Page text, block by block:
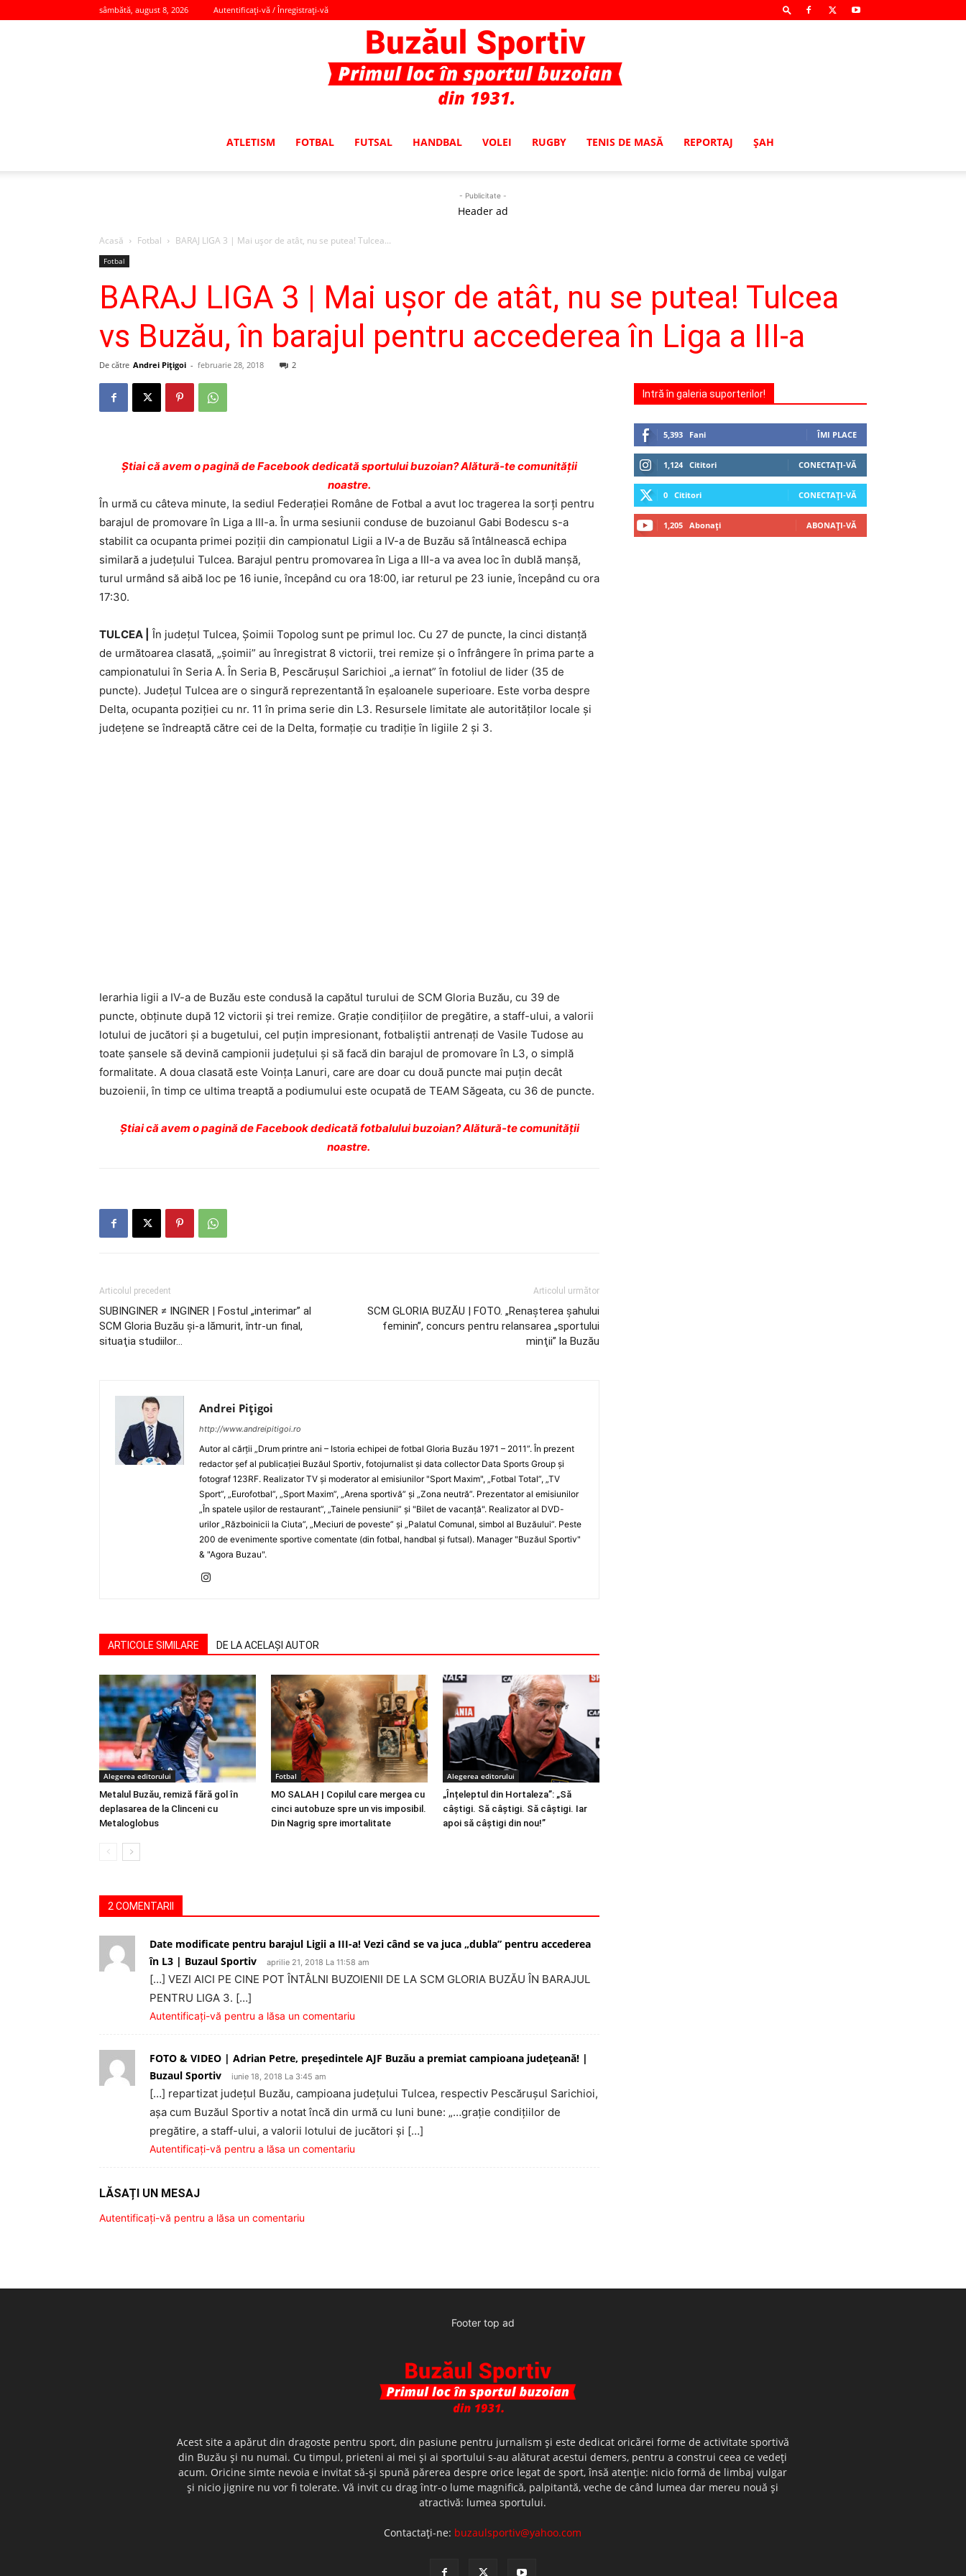
sâmbătă, august 8, 2026 Autentificați-vă / Înregistrați-vă
ATLETISM FOTBAL FUTSAL HANDBAL VOLEI RUGBY TENIS DE MASĂ REPORTAJ ŞAH
- Publicitate -
Header ad
Acasă Fotbal BARAJ LIGA 3 | Mai uşor de atât, nu se putea! Tulcea...
Fotbal
BARAJ LIGA 3 | Mai uşor de atât, nu se putea! Tulcea
vs Buzău, în barajul pentru accederea în Liga a III-a
De către Andrei Pițigoi - februarie 28, 2018 2
Ştiai că avem o pagină de Facebook dedicată sportului buzoian? Alătură-te comunității
noastre.
În urmă cu câteva minute, la sediul Federaţiei Române de Fotbal a avut loc tragerea la sorţi pentru
barajul de promovare în Liga a III-a. În urma sesiunii conduse de buzoianul Gabi Bodescu s-a
stabilit ca ocupanta primei poziţii din campionatul Ligii a IV-a de Buzău să întâlnească echipa
similară a judeţului Tulcea. Barajul pentru promovarea în Liga a III-a va avea loc în dublă manşă,
turul urmând să aibă loc pe 16 iunie, începând cu ora 18:00, iar returul pe 23 iunie, începând cu ora
17:30.
TULCEA |
În judeţul Tulcea, Şoimii Topolog sunt pe primul loc. Cu 27 de puncte, la cinci distanţă
de următoarea clasată, „şoimii” au înregistrat 8 victorii, trei remize şi o înfrângere în prima parte a
campionatului în Seria A. În Seria B, Pescăruşul Sarichioi „a iernat” în fotoliul de lider (35 de
puncte). Judeţul Tulcea are o singură reprezentantă în eşaloanele superioare. Este vorba despre
Delta, ocupanta poziţiei cu nr. 11 în prima serie din L3. Resursele limitate ale autorităţilor locale şi
judeţene se îndreaptă către cei de la Delta, formaţie cu tradiţie în ligiile 2 şi 3.
Ierarhia ligii a IV-a de Buzău este condusă la capătul turului de SCM Gloria Buzău, cu 39 de
puncte, obţinute după 12 victorii şi trei remize. Graţie condiţiilor de pregătire, a staff-ului, a valorii
lotului de jucători şi a bugetului, cel puţin impresionant, fotbaliştii antrenaţi de Vasile Tudose au
toate şansele să devină campionii judeţului şi să facă din barajul de promovare în L3, o simplă
formalitate. A doua clasată este Voinţa Lanuri, care are doar cu două puncte mai puţin decât
buzoienii, în timp ce ultima treaptă a podiumului este ocupată de TEAM Săgeata, cu 36 de puncte.
Ştiai că avem o pagină de Facebook dedicată fotbalului buzoian? Alătură-te comunității
noastre.
Articolul precedent
SUBINGINER ≠ INGINER | Fostul „interimar” al
SCM Gloria Buzău şi-a lămurit, într-un final,
situaţia studiilor…
Articolul următor
SCM GLORIA BUZĂU | FOTO. „Renaşterea şahului
feminin”, concurs pentru relansarea „sportului
minţii” la Buzău
Andrei Pițigoi
http://www.andreipitigoi.ro
Autor al cărţii „Drum printre ani – Istoria echipei de fotbal Gloria Buzău 1971 – 2011”. În prezent
redactor şef al publicaţiei Buzăul Sportiv, fotojurnalist şi data collector Data Sports Group şi
fotograf 123RF. Realizator TV şi moderator al emisiunilor "Sport Maxim", „Fotbal Total”, „TV
Sport”, „Eurofotbal”, „Sport Maxim”, „Arena sportivă” şi „Zona neutră”. Prezentator al emisiunilor
„În spatele uşilor de restaurant”, „Tainele pensiunii” şi "Bilet de vacanţă". Realizator al DVD-
urilor „Războinicii la Ciuta”, „Meciuri de poveste” şi „Palatul Comunal, simbol al Buzăului”. Peste
200 de evenimente sportive comentate (din fotbal, handbal şi futsal). Manager "Buzăul Sportiv"
& "Agora Buzau".
ARTICOLE SIMILARE DE LA ACELAȘI AUTOR
Alegerea editorului
Metalul Buzău, remiză fără gol în
deplasarea de la Clinceni cu
Metaloglobus
Fotbal
MO SALAH | Copilul care mergea cu
cinci autobuze spre un vis imposibil.
Din Nagrig spre imortalitate
Alegerea editorului
„Înțeleptul din Hortaleza”: „Să
câștigi. Să câștigi. Să câștigi. Iar
apoi să câștigi din nou!”
2 COMENTARII
Date modificate pentru barajul Ligii a III-a! Vezi când se va juca „dubla” pentru accederea
în L3 | Buzaul Sportiv
aprilie 21, 2018 La 11:58 am
[…] VEZI AICI PE CINE POT ÎNTÂLNI BUZOIENII DE LA SCM GLORIA BUZĂU ÎN BARAJUL
PENTRU LIGA 3. […]
Autentificați-vă pentru a lăsa un comentariu
FOTO & VIDEO | Adrian Petre, preşedintele AJF Buzău a premiat campioana judeţeană! |
Buzaul Sportiv
iunie 18, 2018 La 3:45 am
[…] repartizat judeţul Buzău, campioana judeţului Tulcea, respectiv Pescăruşul Sarichioi,
aşa cum Buzăul Sportiv a notat încă din urmă cu luni bune: „…graţie condiţiilor de
pregătire, a staff-ului, a valorii lotului de jucători şi […]
Autentificați-vă pentru a lăsa un comentariu
LĂSAȚI UN MESAJ
Autentificați-vă pentru a lăsa un comentariu
Intră în galeria suporterilor!
5,393 Fani ÎMI PLACE
1,124 Cititori CONECTAȚI-VĂ
0 Cititori CONECTAȚI-VĂ
1,205 Abonați ABONAȚI-VĂ
Footer top ad
Acest site a apărut din dragoste pentru sport, din pasiune pentru jurnalism şi este dedicat oricărei forme de activitate sportivă
din Buzău şi nu numai. Cu timpul, prieteni ai mei şi ai sportului s-au alăturat acestui demers, pentru a construi ceea ce vedeţi
acum. Oricine simte nevoia e invitat să-şi spună părerea despre orice legat de sport, însă atenţie: nicio formă de limbaj vulgar
şi nicio jignire nu vor fi tolerate. Vă invit cu drag într-o lume magnifică, palpitantă, veche de când lumea dar mereu nouă şi
atractivă: lumea sportului.
Contactați-ne: buzaulsportiv@yahoo.com